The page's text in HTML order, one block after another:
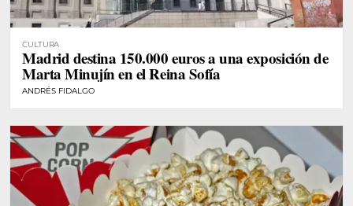
CULTURA
Madrid destina 150.000 euros a una exposición de
Marta Minujín en el Reina Sofía
ANDRÉS FIDALGO